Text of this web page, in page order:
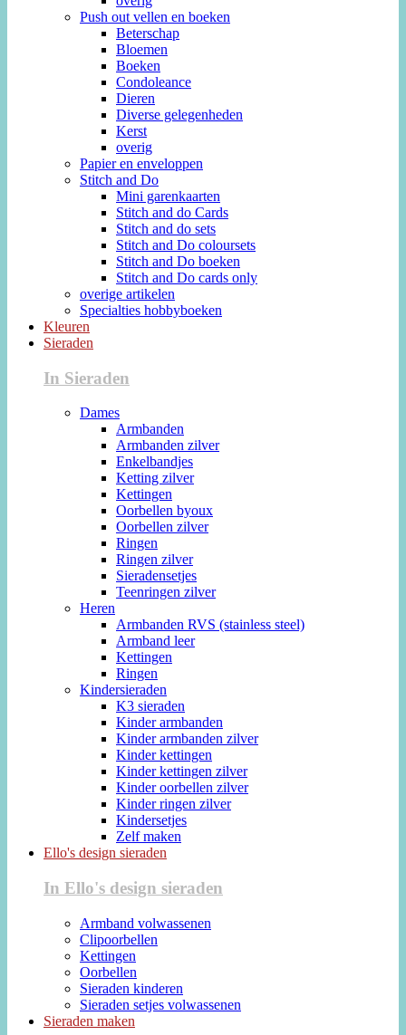
Push out vellen en boeken
Beterschap
Bloemen
Boeken
Condoleance
Dieren
Diverse gelegenheden
Kerst
overig
Papier en enveloppen
Stitch and Do
Mini garenkaarten
Stitch and do Cards
Stitch and do sets
Stitch and Do coloursets
Stitch and Do boeken
Stitch and Do cards only
overige artikelen
Specialties hobbyboeken
Kleuren
Sieraden
In Sieraden
Dames
Armbanden
Armbanden zilver
Enkelbandjes
Ketting zilver
Kettingen
Oorbellen byoux
Oorbellen zilver
Ringen
Ringen zilver
Sieradensetjes
Teenringen zilver
Heren
Armbanden RVS (stainless steel)
Armband leer
Kettingen
Ringen
Kindersieraden
K3 sieraden
Kinder armbanden
Kinder armbanden zilver
Kinder kettingen
Kinder kettingen zilver
Kinder oorbellen zilver
Kinder ringen zilver
Kindersetjes
Zelf maken
Ello's design sieraden
In Ello's design sieraden
Armband volwassenen
Clipoorbellen
Kettingen
Oorbellen
Sieraden kinderen
Sieraden setjes volwassenen
Sieraden maken